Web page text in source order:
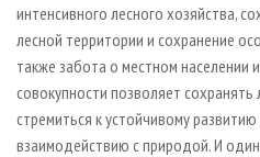
интенсивного лесного хозяйства,
лесной территории и сохранение
также забота о местном населении
совокупности позволяет сохранять
стремиться к устойчивому
взаимодействию с природой. И